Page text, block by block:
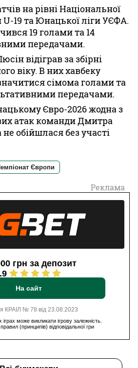
на рівні Національної
U-19 та Юнацької ліги УЄФА.
19 голами та 14
передачами.
відіграв за збірні
віку. В них хавбеку
сімома голами та
передачами.
Євро-2026 жодна з
атак команди Дмитра
обійшлася без участі
Європи
Реклама
грн за депозит
На сайт
КРАІЛ № 78 від 23.08.2023
може викликати ігрову залежність.
(принципів) відповідальної гри